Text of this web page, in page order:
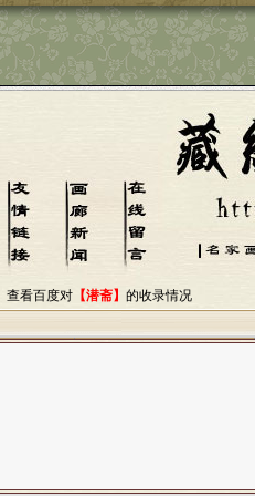
查看百度对【潜斋】 的收录情况